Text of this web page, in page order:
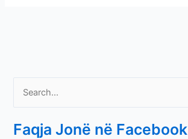
a
Faqja Jonë në Facebook